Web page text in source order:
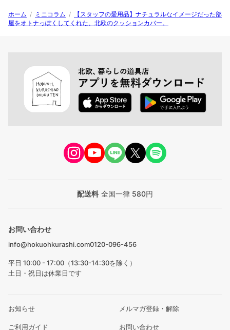
ホーム / ミニコラム /
【スタッフの愛用品】ナチュラルなイメージだった部
屋をオトナっぽくしてくれた、北欧のクッションカバー。
配送料 全国一律 580円
お問い合わせ
info@hokuohkurashi.com0120-096-456
平日 10:00 - 17:00（13:30-14:30を除く）
土日・祝日は休業日です
お知らせ メルマガ登録・解除
ご利用ガイド お問い合わせ